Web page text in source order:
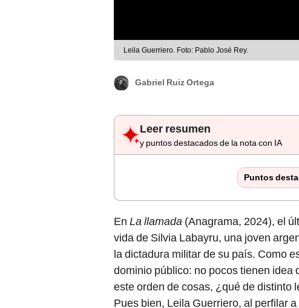
Leila Guerriero. Foto: Pablo José Rey.
Gabriel Ruiz Ortega
Leer resumen
y puntos destacados de la nota con IA
Puntos
En La llamada (Anagrama, 2024), el
vida de Silvia Labayru, una joven
la dictadura militar de su país. Como
dominio público: no pocos tienen idea
este orden de cosas, ¿qué de distinto
Pues bien, Leila Guerriero, al perfilar